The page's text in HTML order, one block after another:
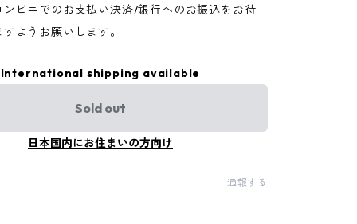
ンビニでのお支払い決済/銀行へのお振込をお待
ようお願いします。
International shipping available
Sold out
日本国内にお住まいの方向け
通報する